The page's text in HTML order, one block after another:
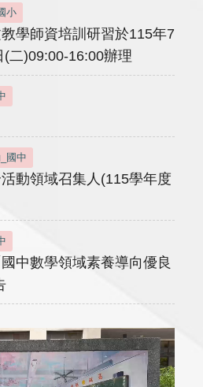
小
學師資培訓研習於115年7
(二)09:00-16:00辦理
國中
動領域召集人(115學年度
中數學領域素養導向優良